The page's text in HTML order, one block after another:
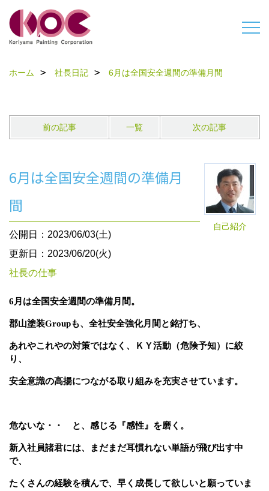
ホーム 社長日記 6月は全国安全週間の準備月間
前の記事 一覧 次の記事
自己紹介
6月は全国安全週間の準備月
間
公開日：2023/06/03(土)
更新日：2023/06/20(火)
社長の仕事
6 月は全国安全週間の準備月間。
郡山塗装Groupも、全社安全強化月間と銘打ち、
あれやこれやの対策ではなく、ＫＹ活動（危険予知）に絞
り、
安全意識の高揚につながる取り組みを充実させています。
危ないな・・ と、感じる『感性』を磨く。
新入社員諸君には、まだまだ耳慣れない単語が飛び出す中
で、
たくさんの経験を積んで、早く成長して欲しいと願っていま